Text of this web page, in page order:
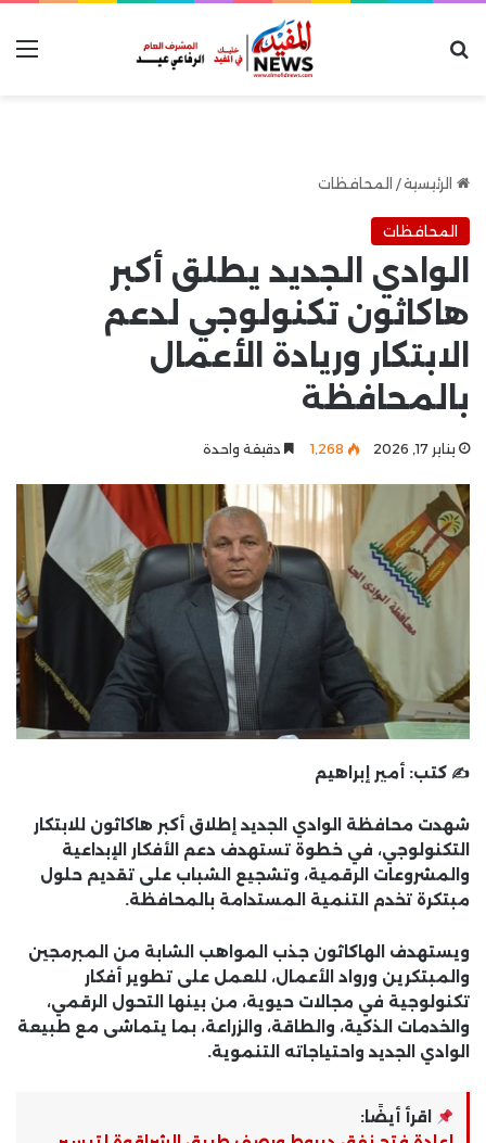
الرئيسية/ المحافظات
المحافظات
الوادي الجديد يطلق أكبر
هاكاثون تكنولوجي لدعم
الابتكار وريادة الأعمال
بالمحافظة
يناير 17, 2026 1٬268 دقيقة واحدة
✍️ كتب: أمير إبراهيم
شهدت محافظة الوادي الجديد إطلاق أكبر هاكاثون للابتكار
التكنولوجي، في خطوة تستهدف دعم
الأفكار الإبداعية
والمشروعات الرقمية، وتشجيع الشباب على تقديم حلول
مبتكرة تخدم التنمية المستدامة بالمحافظة.
ويستهدف الهاكاثون جذب
المواهب الشابة من المبرمجين
والمبتكرين ورواد الأعمال، للعمل على تطوير أفكار
تكنولوجية في مجالات حيوية، من بينها التحول الرقمي،
والخدمات الذكية، والطاقة، والزراعة، بما يتماشى مع طبيعة
الوادي الجديد واحتياجاته التنموية.
اقرأ أيضًا: